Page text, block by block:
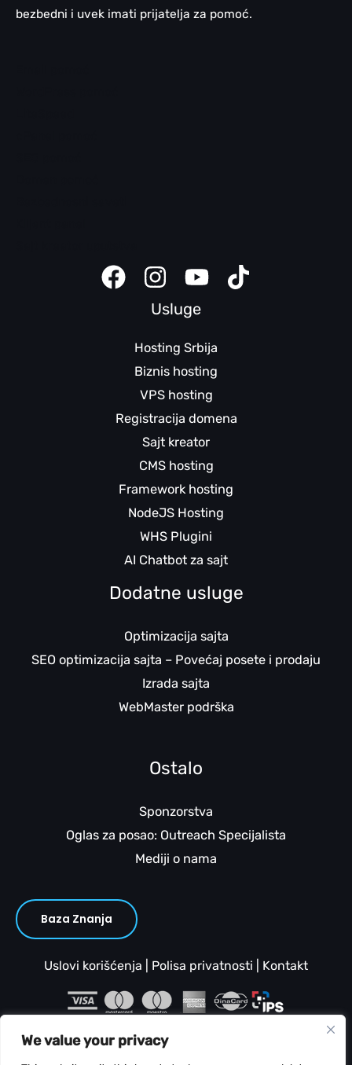
We value your privacy
bezbedni i uvek imati prijatelja za pomoć.
Usluge
Hosting Srbija
Biznis hosting
VPS hosting
Registracija domena
Sajt kreator
CMS hosting
Framework hosting
NodeJS Hosting
WHS Plugini
AI Chatbot za sajt
Dodatne usluge
Optimizacija sajta
SEO optimizacija sajta – Povećaj posete i prodaju
Izrada sajta
WebMaster podrška
Ostalo
Sponzorstva
Oglas za posao: Outreach Specijalista
Mediji o nama
Baza Znanja
Uslovi korišćenja Polisa privatnosti Kontakt